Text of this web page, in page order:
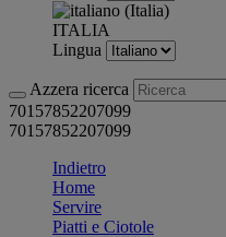
ITALIA
Lingua
Azzera ricerca
70157852207099
70157852207099
Indietro
Home
Servire
Piatti e Ciotole